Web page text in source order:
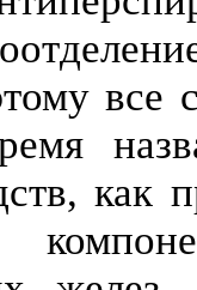
все
как